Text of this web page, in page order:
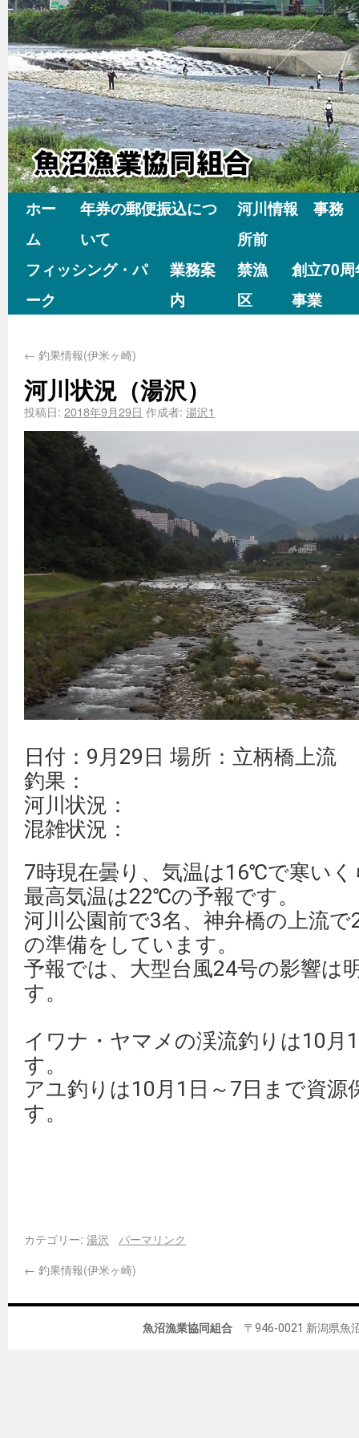
ホー
ム
年券の郵便振込につ
いて
河川情報 事務
所前
フィッシング・パ
ーク
業務案
内
禁漁
区
創立70
事業
← 釣果情報(伊米ヶ崎)
河川状況（湯沢）
投稿日: 2018年9月29日 作成者: 湯沢1
日付：9月29日 場所：立柄橋上流
釣果：
河川状況：
混雑状況：
7時現在曇り、気温は16℃で寒い
最高気温は22℃の予報です。
河川公園前で3名、神弁橋の上流
の準備をしています。
予報では、大型台風24号の影響は
す。
イワナ・ヤマメの渓流釣りは10月
す。
アユ釣りは10月1日～7日まで資源
す。
カテゴリー: 湯沢
パーマリンク
← 釣果情報(伊米ヶ崎)
魚沼漁業協同組合 〒946-0021 新潟県魚